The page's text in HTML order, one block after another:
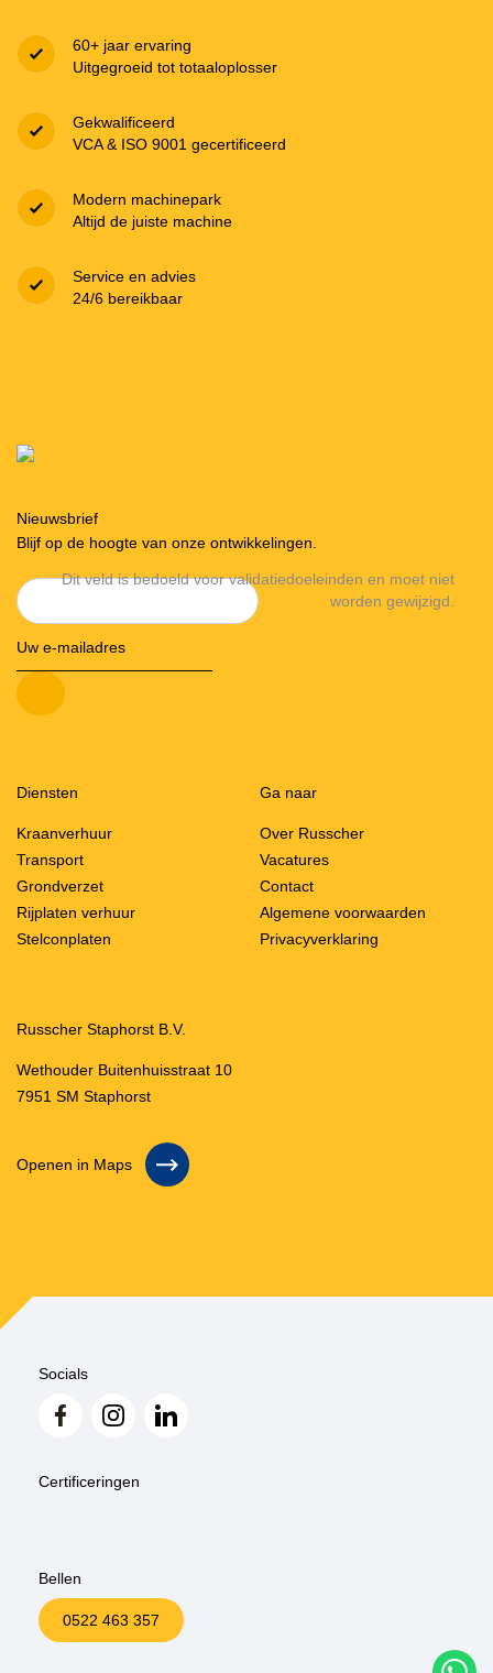
60+ jaar ervaring
Uitgegroeid tot totaaloplosser
Gekwalificeerd
VCA & ISO 9001 gecertificeerd
Modern machinepark
Altijd de juiste machine
Service en advies
24/6 bereikbaar
Nieuwsbrief
Blijf op de hoogte van onze ontwikkelingen.
Dit veld is bedoeld voor validatiedoeleinden en moet niet
worden gewijzigd.
Diensten
Kraanverhuur
Transport
Grondverzet
Rijplaten verhuur
Stelconplaten
Ga naar
Over Russcher
Vacatures
Contact
Algemene voorwaarden
Privacyverklaring
Russcher Staphorst B.V.
Wethouder Buitenhuisstraat 10
7951 SM Staphorst
Openen in Maps
Socials
Certificeringen
Bellen
0522 463 357